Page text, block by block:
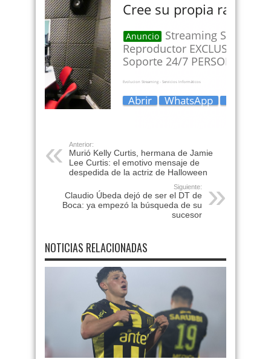
Anterior:
Murió Kelly Curtis, hermana de Jamie
Lee Curtis: el emotivo mensaje de
despedida de la actriz de Halloween
Siguiente:
Claudio Úbeda dejó de ser el DT de
Boca: ya empezó la búsqueda de su
sucesor
NOTICIAS RELACIONADAS